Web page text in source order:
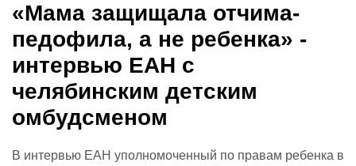
«Мама защищала отчима-
педофила, а не ребенка» -
интервью ЕАН с
челябинским детским
омбудсменом
В интервью ЕАН уполномоченный по правам ребенка в